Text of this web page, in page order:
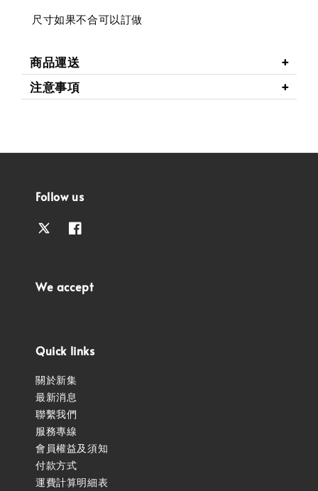
尺寸如果不合可以訂做
商品運送
注意事項
Follow us
We accept
Quick links
關於新集
最新消息
聯繫我們
服務專線
會員權益及須知
付款方式
運費計算明細表